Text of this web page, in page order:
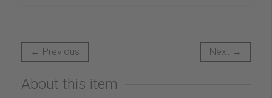
← Previous Next →
About this item